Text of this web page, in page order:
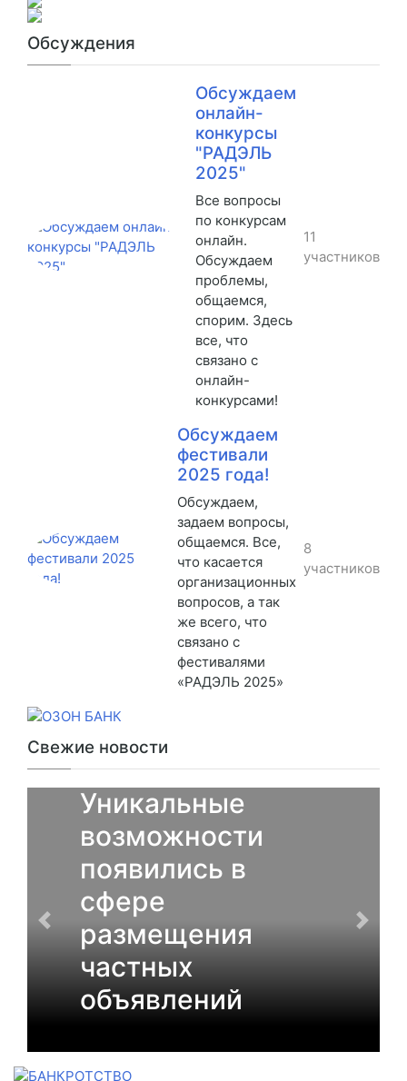
Обсуждения
Обсуждаем
онлайн-
конкурсы
"РАДЭЛЬ
2025"
Все вопросы
по конкурсам
онлайн.
Обсуждаем
проблемы,
общаемся,
спорим. Здесь
все, что
связано с
онлайн-
конкурсами!
11
участников
Обсуждаем
фестивали
2025 года!
Обсуждаем,
задаем вопросы,
общаемся. Все,
что касается
организационных
вопросов, а так
же всего, что
связано с
фестивалями
«РАДЭЛЬ 2025»
8
участников
Свежие новости
От партнеров
Уникальные
возможности
появились в
сфере
размещения
частных
объявлений